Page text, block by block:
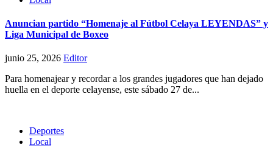
Anuncian partido “Homenaje al Fútbol Celaya LEYENDAS” y
Liga Municipal de Boxeo
junio 25, 2026 Editor
Para homenajear y recordar a los grandes jugadores que han dejado
huella en el deporte celayense, este sábado 27 de...
Deportes
Local